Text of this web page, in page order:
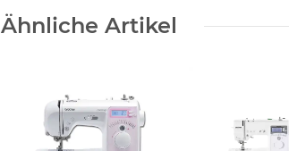
Ähnliche Artikel